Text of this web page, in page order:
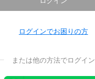
ログインでお困りの方
または他の方法でログイン